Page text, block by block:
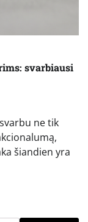
svarbiausi
ne tik
šiandien yra